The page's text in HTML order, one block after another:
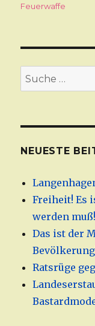
Feuerwaffe
Suche
nach:
NEUESTE
Freiheit! Es
werden muß!
Das ist der
Ratsrüge